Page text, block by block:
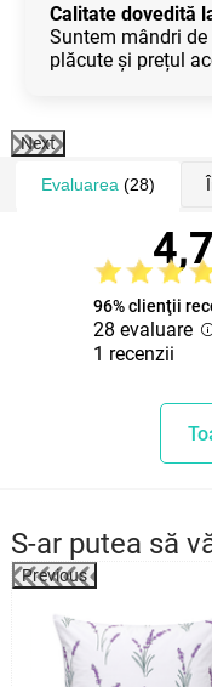
Calitate dovedită
Suntem mândri
plăcute și prețul
Next
Evaluarea (28)
4,7
96% clienţii
28 evaluare
1 recenzii
S-ar putea să
Previous